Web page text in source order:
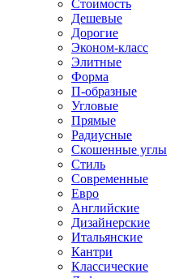
Стоимость
Дешевые
Дорогие
Эконом-класс
Элитные
Форма
П-образные
Угловые
Прямые
Радиусные
Скошенные углы
Стиль
Современные
Евро
Английские
Дизайнерские
Итальянские
Кантри
Классические